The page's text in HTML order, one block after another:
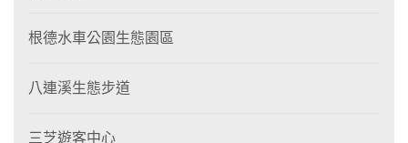
根德水車公園生態園區
八連溪生態步道
三芝遊客中心